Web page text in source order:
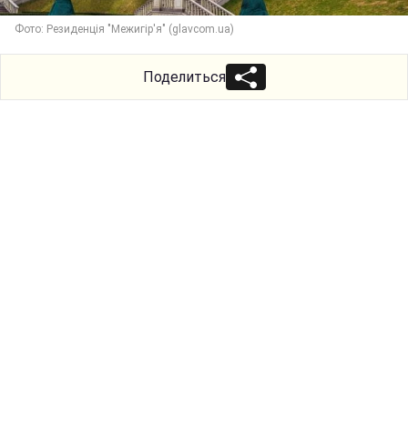
Фото: Резиденція "Межигір'я" (glavcom.ua)
Поделиться